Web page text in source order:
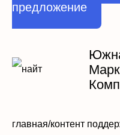
предложение
главная/контент